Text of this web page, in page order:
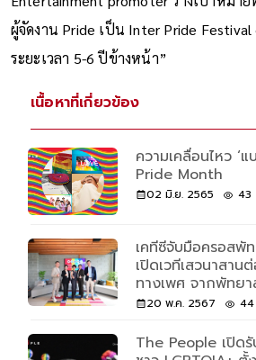
ผู้จัดงาน Pride เป็น Inter Pride
ระยะเวลา 5-6 ปีข้างหน้า”
เนื้อหาที่เกี่ยวข้อง
ความเคลื่อนไหว ‘
Pride Month
02 มิ.ย. 2565 43
เคทีซีจับมือครอสพั
เปิดเวทีเสวนาสาน
ทางเพศ จากพัทย
20 พ.ค. 2567 44
The People เปิดรั